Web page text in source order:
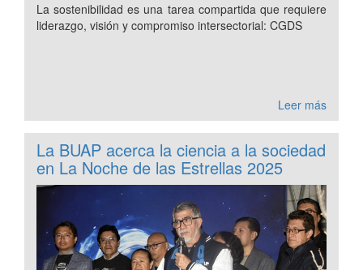
La sostenibilidad es una tarea compartida que requiere
liderazgo, visión y compromiso intersectorial: CGDS
Leer más
La BUAP acerca la ciencia a la sociedad
en La Noche de las Estrellas 2025